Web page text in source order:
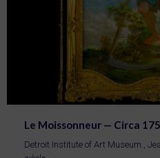
Le Moissonneur — Circa
Detroit Institute of Art Museum.,